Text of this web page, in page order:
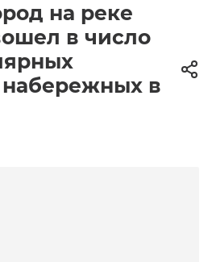
на реке
в число
набережных в